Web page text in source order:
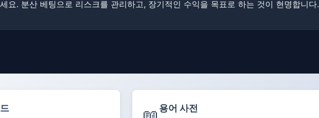
요. ​분산 베팅으로 리스크를 관리하고, 장기적인 수익을 목표로 하는 것이 현명합니다.
용어 사전